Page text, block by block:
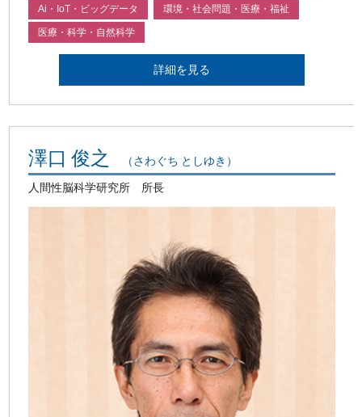
Ai・IoT・ビッグデータ 環境・社会問題・医療・福祉
医療・科学・自然科学
詳細を見る
澤口 俊之 （さわぐち としゆき）
人間性脳科学研究所 所長